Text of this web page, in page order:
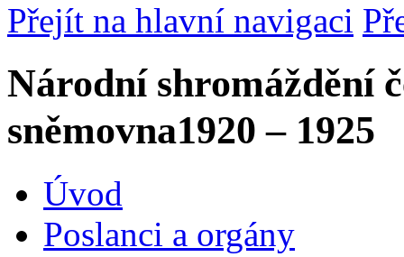
Přejít na hlavní navigaci
Národní shromáždění
sněmovna1920 – 1925
Úvod
Poslanci a orgány